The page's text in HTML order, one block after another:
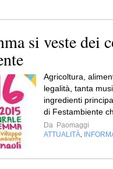
si veste dei
Agricoltura,
legalità, tanta
ingredienti
di Festambiente
Da Paomaggi
ATTUALITÀ